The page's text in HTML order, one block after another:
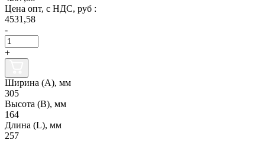
Цена опт, с НДС, руб :
4531,58
-
+
Ширина (А), мм
305
Высота (В), мм
164
Длина (L), мм
257